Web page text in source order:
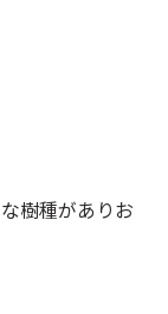
樹種がありお